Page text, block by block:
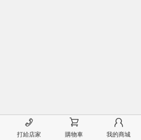
󰄫
打給店家
󰂟
購物車
󰂢
我的商城